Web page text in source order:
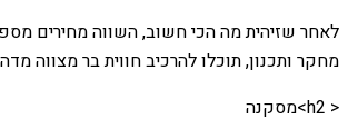
לאחר שזיהית מה הכי חשוב, השווה מחירים
מחקר ותכנון, תוכלו להרכיב חווית בר מצווה
< h2>מסקנה